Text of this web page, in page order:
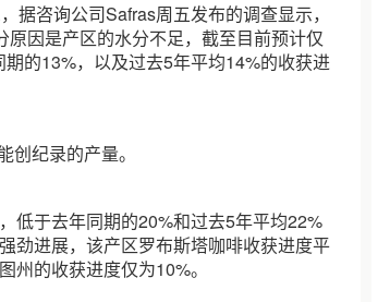
据咨询公司Safras周五发布的调查显示，
因是产区的水分不足，截至目前预计仅
的13%，以及过去5年平均14%的收获进
纪录的产量。
低于去年同期的20%和过去5年平均22%
劲进展，该产区罗布斯塔咖啡收获进度平
州的收获进度仅为10%。